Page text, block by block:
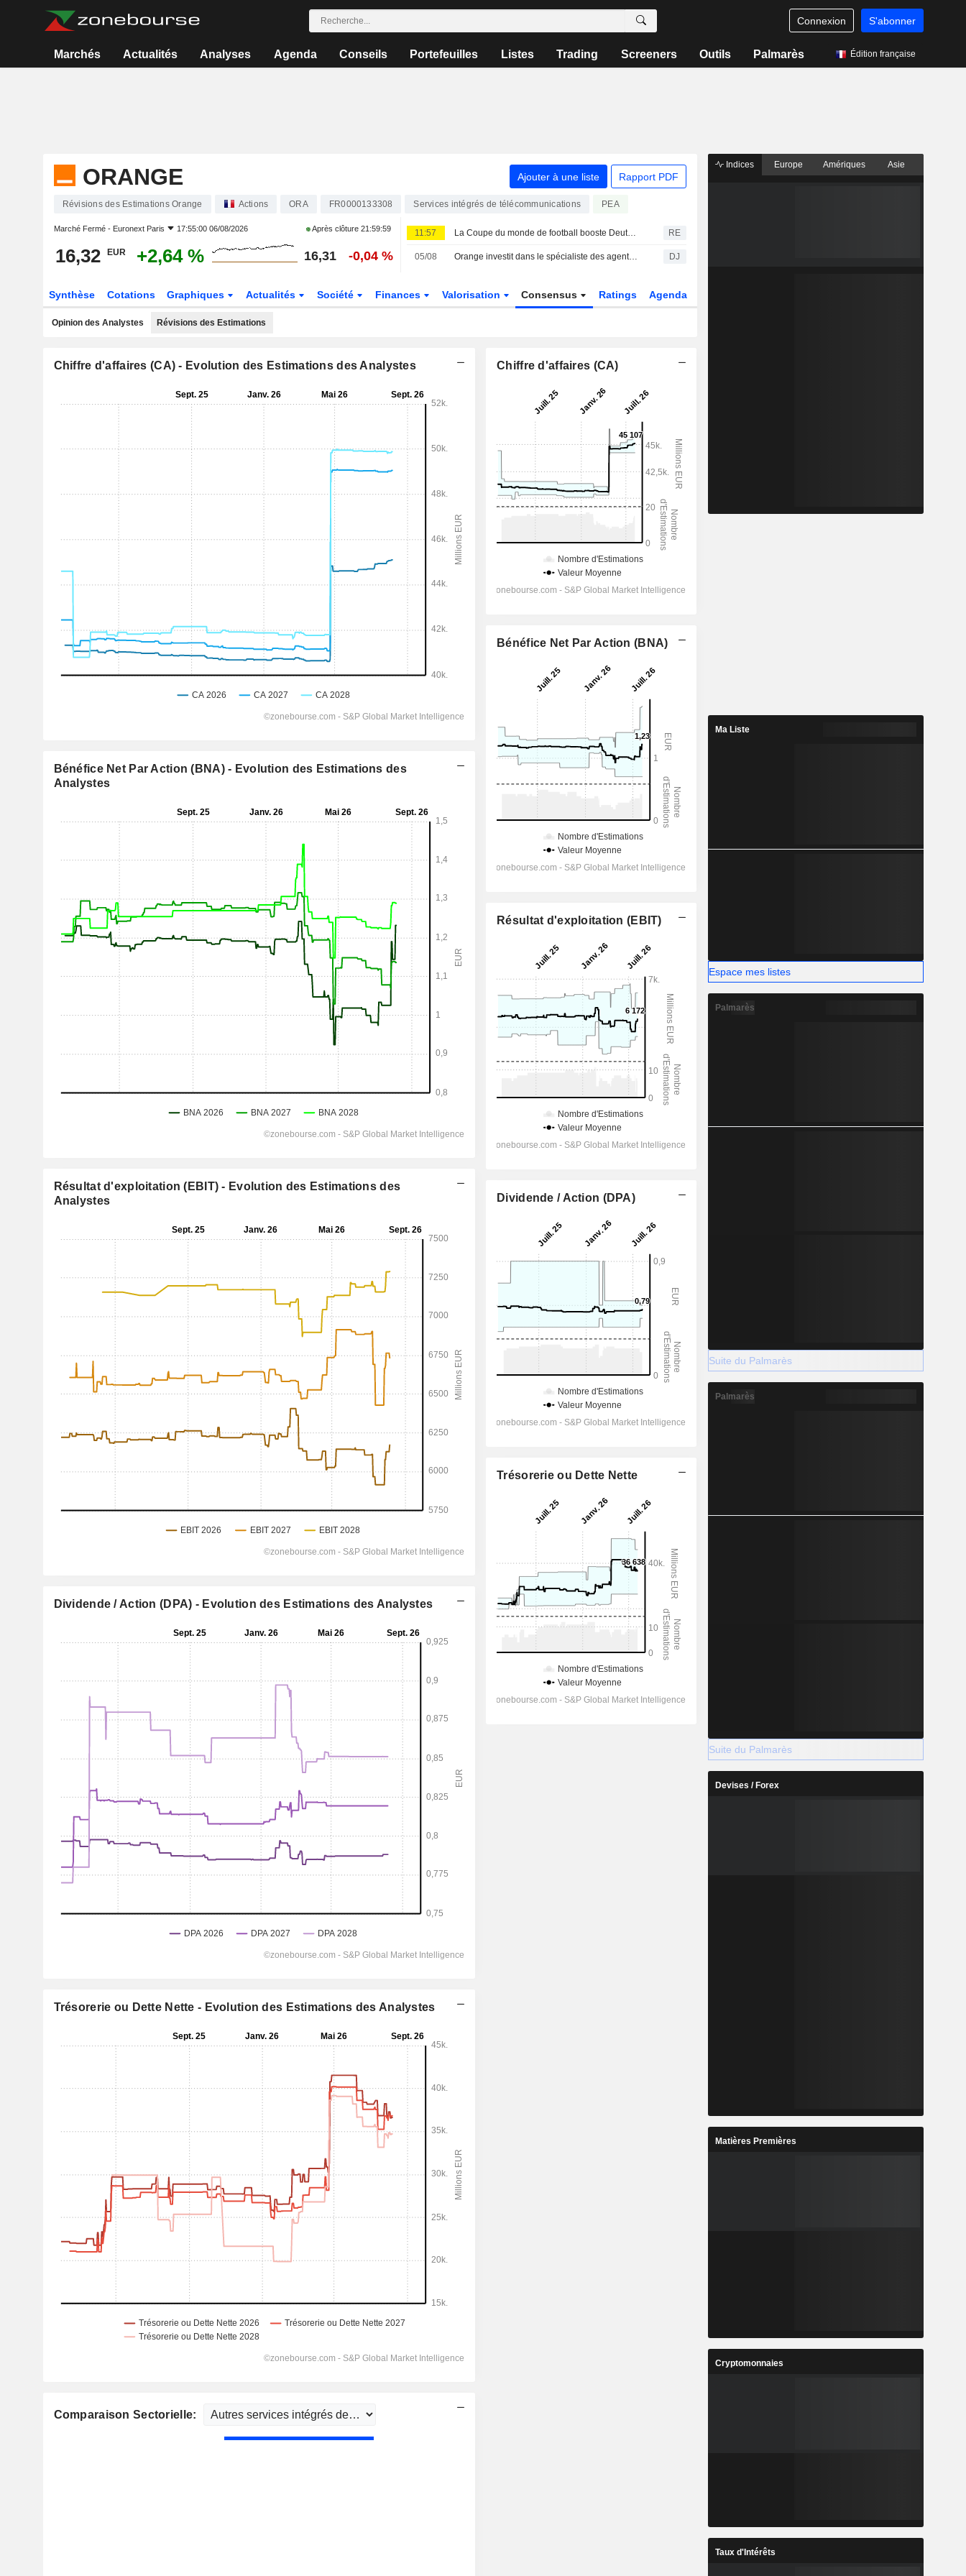
Connexion S'abonner
Marchés Actualités Analyses Agenda Conseils Portefeuilles Listes Trading Screeners Outils Palmarès Édition française
ORANGE Ajouter à une liste Rapport PDF
Révisions des Estimations Orange Actions ORA FR0000133308 Services intégrés de télécommunications PEA
Marché Fermé - Euronext Paris 17:55:00 06/08/2026 Après clôture 21:59:59
16,32 EUR +2,64 % 16,31 -0,04 %
11:57 La Coupe du monde de football booste Deutsche Telekom - Le rachat d'actions s'intensifie RE
05/08 Orange investit dans le spécialiste des agents IA autonomes HappyRobot DJ
Synthèse Cotations Graphiques Actualités Société Finances Valorisation Consensus Ratings Agenda
Opinion des Analystes Révisions des Estimations
Chiffre d'affaires (CA) - Evolution des Estimations des Analystes
Bénéfice Net Par Action (BNA) - Evolution des Estimations des
Analystes
Résultat d'exploitation (EBIT) - Evolution des Estimations des
Analystes
Dividende / Action (DPA) - Evolution des Estimations des Analystes
Trésorerie ou Dette Nette - Evolution des Estimations des Analystes
Comparaison Sectorielle:
Chiffre d'affaires (CA)
Bénéfice Net Par Action (BNA)
Résultat d'exploitation (EBIT)
Dividende / Action (DPA)
Trésorerie ou Dette Nette
Indices Europe Amériques Asie
Ma Liste
Espace mes listes
Palmarès
Suite du Palmarès
Palmarès
Suite du Palmarès
Devises / Forex
Matières Premières
Cryptomonnaies
Taux d'Intérêts